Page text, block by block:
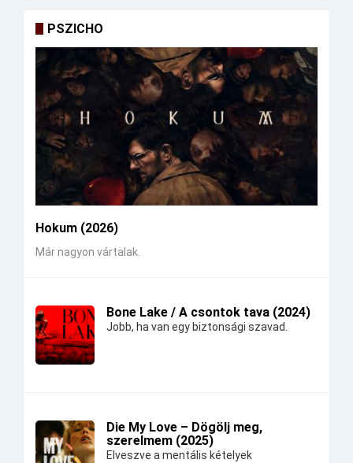
PSZICHO
Hokum (2026)
Már nagyon vártalak.
Bone Lake / A csontok tava (2024)
Jobb, ha van egy biztonsági szavad.
Die My Love – Dögölj meg,
szerelmem (2025)
Elveszve a mentális kételyek